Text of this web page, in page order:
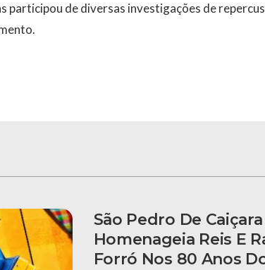
participou de diversas investigações de
São Pedro De Caiçara
Homenageia Reis E
Forró Nos 80 Anos